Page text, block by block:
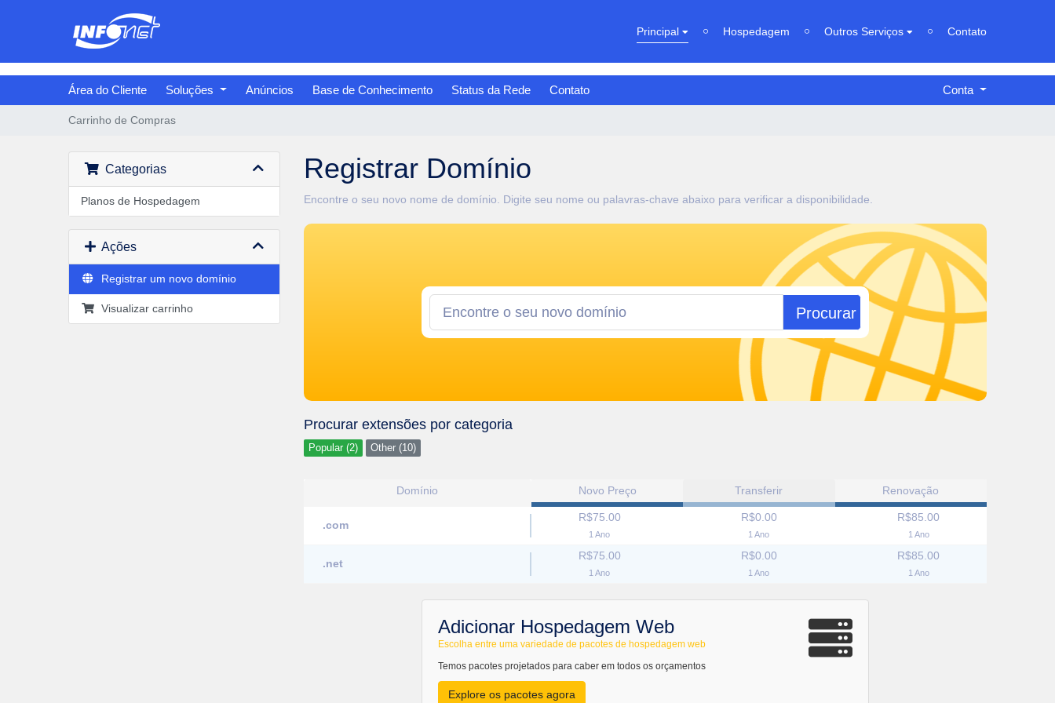
Principal Hospedagem Outros Serviços Contato
Área do Cliente Soluções Anúncios Base de Conhecimento Status da Rede Contato Conta
Carrinho de Compras
Categorias
Planos de Hospedagem
Ações
Registrar um novo domínio
Visualizar carrinho
Registrar Domínio
Encontre o seu novo nome de domínio. Digite seu nome ou palavras-chave abaixo para verificar a disponibilidade.
Procurar
Procurar extensões por categoria
Popular (2) Other (10)
Domínio Novo Preço Transferir Renovação
.com
R$75.00
1 Ano
R$0.00
1 Ano
R$85.00
1 Ano
.net
R$75.00
1 Ano
R$0.00
1 Ano
R$85.00
1 Ano
Adicionar Hospedagem Web
Escolha entre uma variedade de pacotes de hospedagem web
Temos pacotes projetados para caber em todos os orçamentos
Explore os pacotes agora